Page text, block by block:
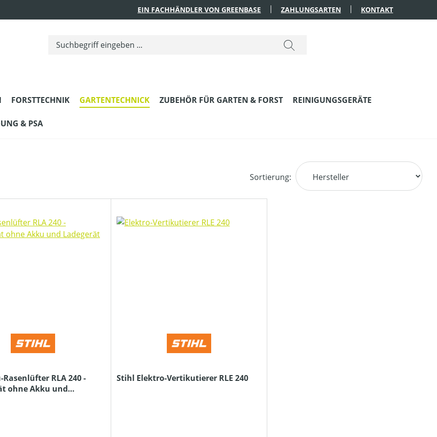
EIN FACHHÄNDLER VON GREENBASE ZAHLUNGSARTEN KONTAKT
FORSTTECHNIK GARTENTECHNICK ZUBEHÖR FÜR GARTEN & FORST REINIGUNGSGERÄTE
& PSA
Sortierung:
RLA 240 -
ohne Akku und
Stihl Elektro-Vertikutierer RLE 240